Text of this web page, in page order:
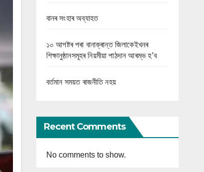
বানৰ সংহাৰ অব্যাহত
১০ আগষ্টৰ পৰা বানাক্ৰান্ত জিলাকেইখনৰ
শিক্ষানুষ্ঠানসমূহৰ নিয়মীয়া পাঠদান আৰম্ভ হ’ব
বৰ্তমান সময়ত ৰাজনীতি নহয়
Recent Comments
No comments to show.